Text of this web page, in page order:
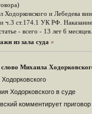
Россия может выйти из-
просит о помощи.
хочет выбить из
1,5 трлн рублей
по счетам ЮКОСа
Ходорковского и Лебедева
ч.3 ст.174.1 УК РФ.
- всего - 13 лет 6 месяцев.
из зала суда »
слово Михаила
Ходорковского в суде
комментирует приговор